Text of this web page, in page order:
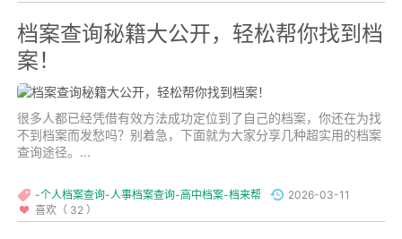
档案查询秘籍大公开，轻松帮你找到档
案！
很多人都已经凭借有效方法成功定位到了自己的档案，你还在为找
不到档案而发愁吗？别着急，下面就为大家分享几种超实用的档案
查询途径。...
-个人档案查询-人事档案查询-高中档案-档来帮
2026-03-11
喜欢（ 32 ）